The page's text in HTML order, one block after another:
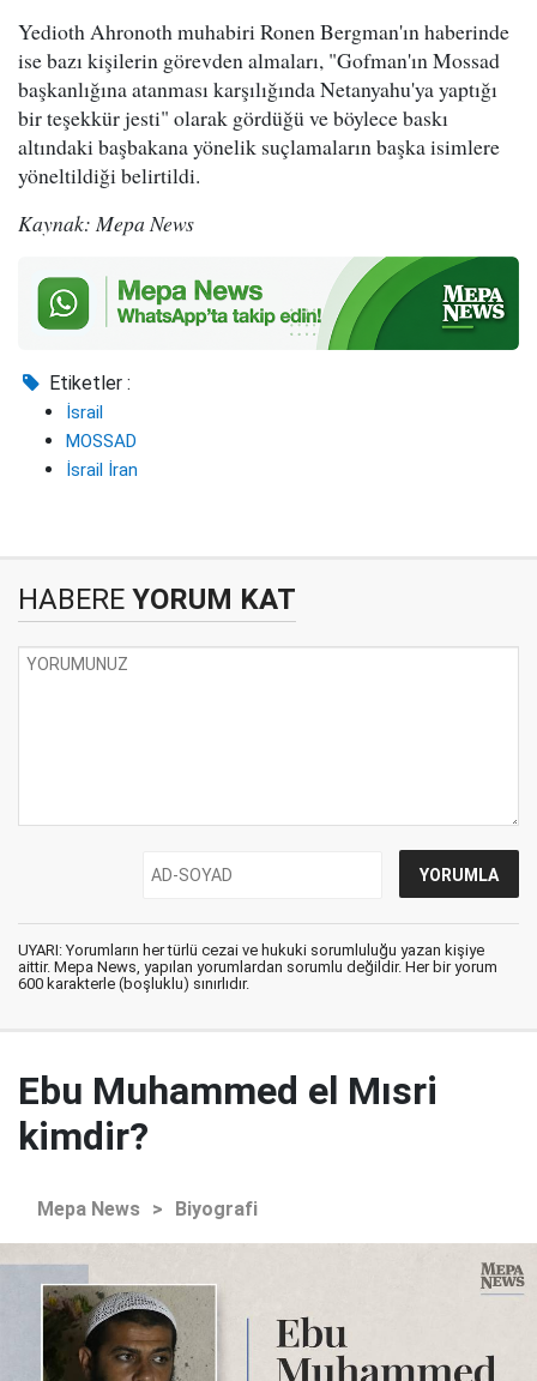
Yedioth Ahronoth muhabiri Ronen Bergman'ın haberinde
ise bazı kişilerin görevden almaları, "Gofman'ın Mossad
başkanlığına atanması karşılığında Netanyahu'ya yaptığı
bir teşekkür jesti" olarak gördüğü ve böylece baskı
altındaki başbakana yönelik suçlamaların başka isimlere
yöneltildiği belirtildi.
Kaynak: Mepa News
Etiketler :
İsrail
MOSSAD
İsrail İran
HABERE YORUM KAT
UYARI: Yorumların her türlü cezai ve hukuki sorumluluğu yazan kişiye
aittir. Mepa News, yapılan yorumlardan sorumlu değildir. Her bir yorum
600 karakterle (boşluklu) sınırlıdır.
Ebu Muhammed el Mısri
kimdir?
Mepa News > Biyografi